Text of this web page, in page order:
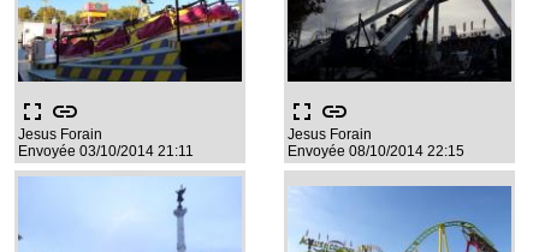
fullscreen link
Jesus Forain
Envoyée 03/10/2014 21:11
fullscreen link
Jesus Forain
Envoyée 08/10/2014 22:15